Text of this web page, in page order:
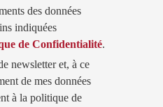
des données
indiquées
de Confidentialité.
newsletter et, à ce
de mes données
à la politique de